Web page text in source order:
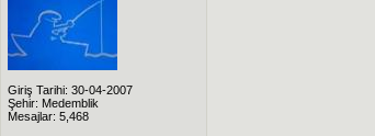
Giriş Tarihi: 30-04-2007
Şehir: Medemblik
Mesajlar: 5,468